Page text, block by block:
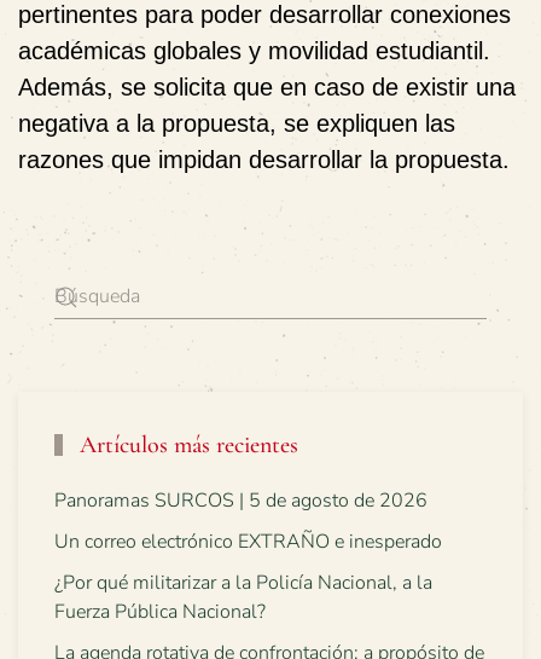
pertinentes para poder desarrollar conexiones
académicas globales y movilidad estudiantil.
Además, se solicita que en caso de existir una
negativa a la propuesta, se expliquen las
razones que impidan desarrollar la propuesta.
Artículos más recientes
Panoramas SURCOS | 5 de agosto de 2026
Un correo electrónico EXTRAÑO e inesperado
¿Por qué militarizar a la Policía Nacional, a la
Fuerza Pública Nacional?
La agenda rotativa de confrontación: a propósito de